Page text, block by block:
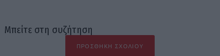
Μπείτε στη συζήτηση
ΠΡΟΣΘΉΚΗ ΣΧΟΛΊΟΥ